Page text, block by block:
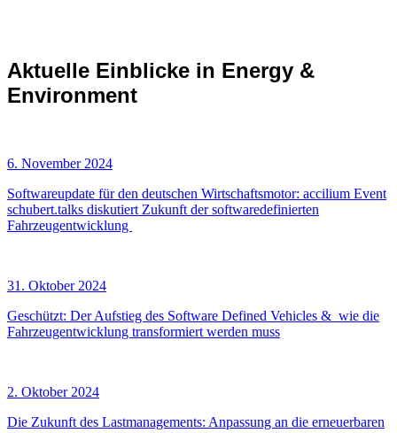
Aktuelle Einblicke in Energy &
Environment
6. November 2024
Softwareupdate für den deutschen Wirtschaftsmotor: accilium Event
schubert.talks diskutiert Zukunft der softwaredefinierten
Fahrzeugentwicklung
31. Oktober 2024
Geschützt: Der Aufstieg des Software Defined Vehicles & wie die
Fahrzeugentwicklung transformiert werden muss
2. Oktober 2024
Die Zukunft des Lastmanagements: Anpassung an die erneuerbaren